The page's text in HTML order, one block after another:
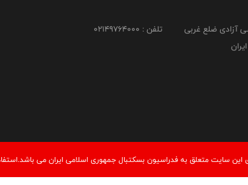
آزادی ضلع غربی
تلفن : 02149764000
سايت متعلق به فدراسیون بسکتبال جمهوری اسلامی ایران می